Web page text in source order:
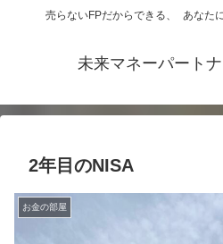
売らないFPだからできる、 あなた
未来マネーパート
2年目のNISA
お金の部屋